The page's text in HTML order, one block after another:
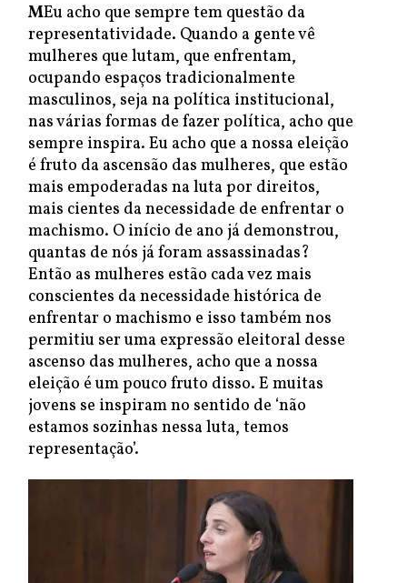
MEu acho que sempre tem questão da
representatividade. Quando a gente vê
mulheres que lutam, que enfrentam,
ocupando espaços tradicionalmente
masculinos, seja na política institucional,
nas várias formas de fazer política, acho que
sempre inspira. Eu acho que a nossa eleição
é fruto da ascensão das mulheres, que estão
mais empoderadas na luta por direitos,
mais cientes da necessidade de enfrentar o
machismo. O início de ano já demonstrou,
quantas de nós já foram assassinadas?
Então as mulheres estão cada vez mais
conscientes da necessidade histórica de
enfrentar o machismo e isso também nos
permitiu ser uma expressão eleitoral desse
ascenso das mulheres, acho que a nossa
eleição é um pouco fruto disso. E muitas
jovens se inspiram no sentido de ‘não
estamos sozinhas nessa luta, temos
representação’.